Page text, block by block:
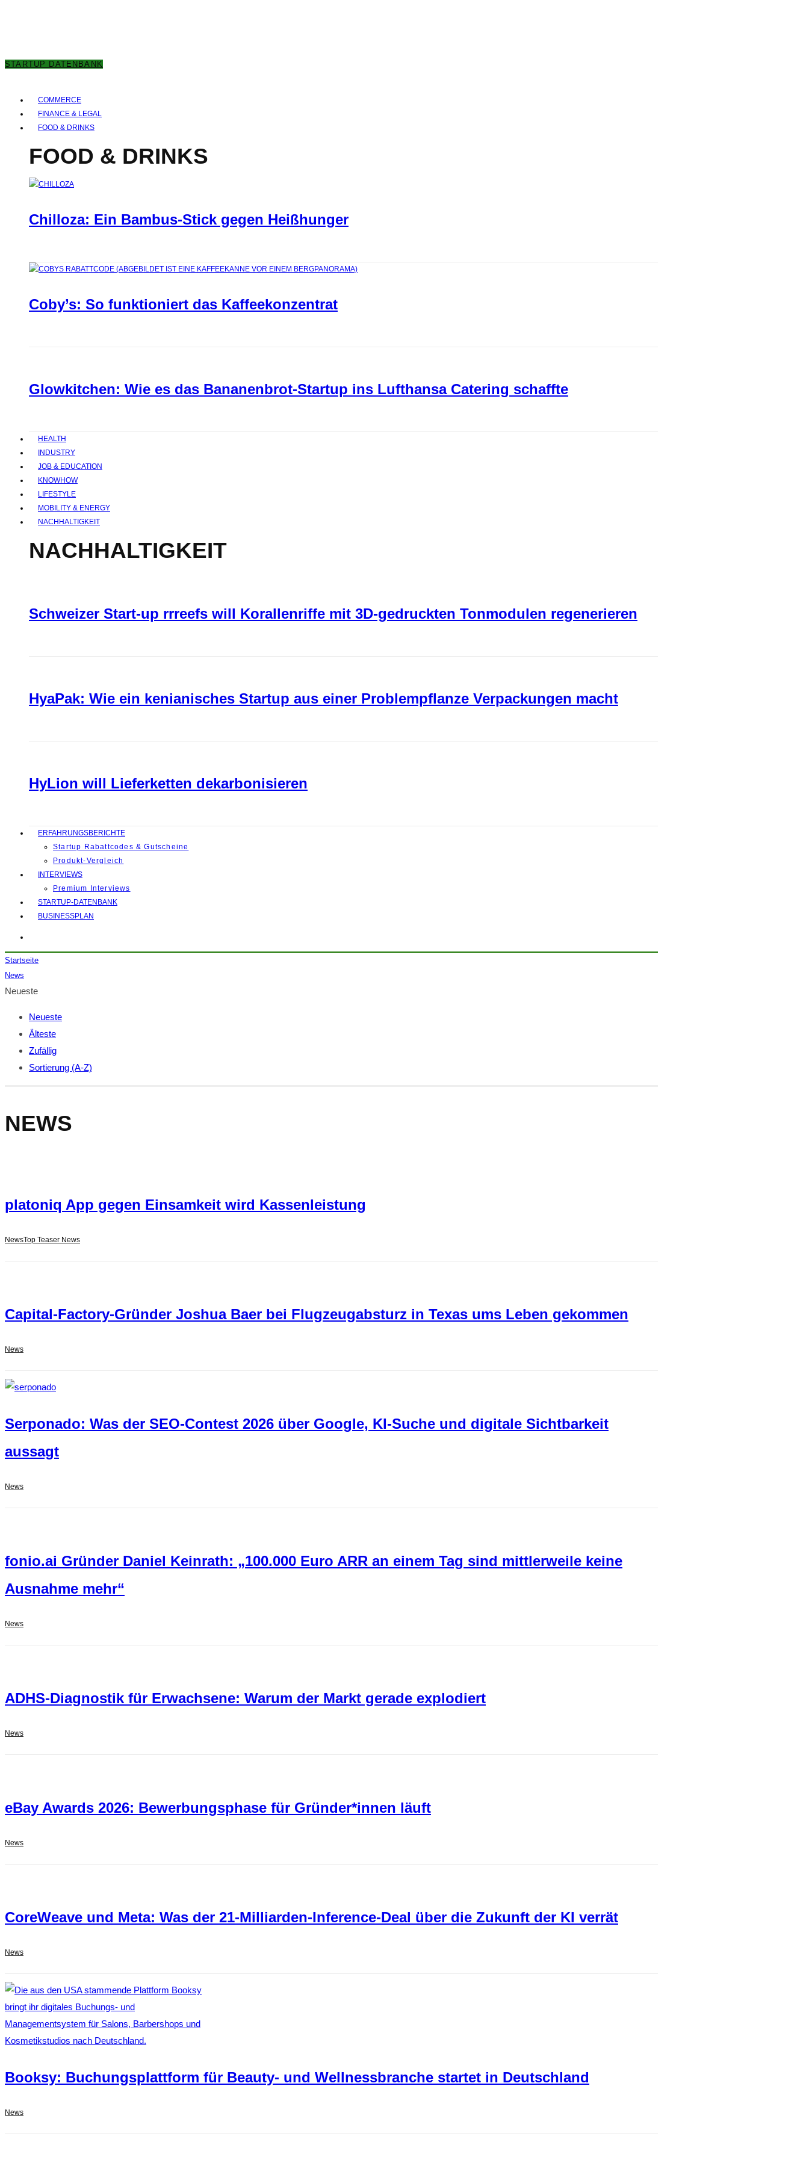
STARTUP DATENBANK
COMMERCE
FINANCE & LEGAL
FOOD & DRINKS
FOOD & DRINKS
Chilloza: Ein Bambus-Stick gegen Heißhunger
Coby’s: So funktioniert das Kaffeekonzentrat
Glowkitchen: Wie es das Bananenbrot-Startup ins Lufthansa Catering schaffte
HEALTH
INDUSTRY
JOB & EDUCATION
KNOWHOW
LIFESTYLE
MOBILITY & ENERGY
NACHHALTIGKEIT
NACHHALTIGKEIT
Schweizer Start-up rrreefs will Korallenriffe mit 3D-gedruckten Tonmodulen regenerieren
HyaPak: Wie ein kenianisches Startup aus einer Problempflanze Verpackungen macht
HyLion will Lieferketten dekarbonisieren
ERFAHRUNGSBERICHTE
Startup Rabattcodes & Gutscheine
Produkt-Vergleich
INTERVIEWS
Premium Interviews
STARTUP-DATENBANK
BUSINESSPLAN
Startseite
News
Neueste
Neueste
Älteste
Zufällig
Sortierung (A-Z)
NEWS
platoniq App gegen Einsamkeit wird Kassenleistung
NewsTop Teaser News
Capital-Factory-Gründer Joshua Baer bei Flugzeugabsturz in Texas ums Leben gekommen
News
Serponado: Was der SEO-Contest 2026 über Google, KI-Suche und digitale Sichtbarkeit
aussagt
News
fonio.ai Gründer Daniel Keinrath: „100.000 Euro ARR an einem Tag sind mittlerweile keine
Ausnahme mehr“
News
ADHS-Diagnostik für Erwachsene: Warum der Markt gerade explodiert
News
eBay Awards 2026: Bewerbungsphase für Gründer*innen läuft
News
CoreWeave und Meta: Was der 21-Milliarden-Inference-Deal über die Zukunft der KI verrät
News
Booksy: Buchungsplattform für Beauty- und Wellnessbranche startet in Deutschland
News